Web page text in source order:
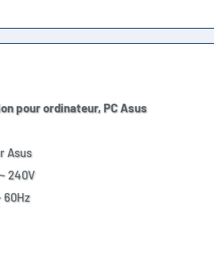
pour ordinateur, PC Asus
Asus
240V
60Hz